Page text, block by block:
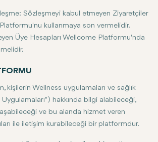
Sözleşmeyi kabul etmeyen Ziyaretçiler
kullanmaya son vermelidir.
Üye Hesapları Wellcome Platformu'nda
kişilerin Wellness uygulamaları ve sağlık
hakkında bilgi alabileceği,
ve bu alanda hizmet veren
ile iletişim kurabileceği bir platformdur.